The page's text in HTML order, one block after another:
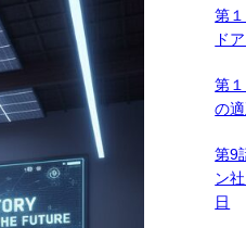
第
ド
第
の
第9
ン
日